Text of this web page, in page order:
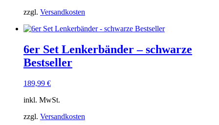
zzgl. Versandkosten
6er Set Lenkerbänder – schwarze
Bestseller
189,99 €
inkl. MwSt.
zzgl. Versandkosten